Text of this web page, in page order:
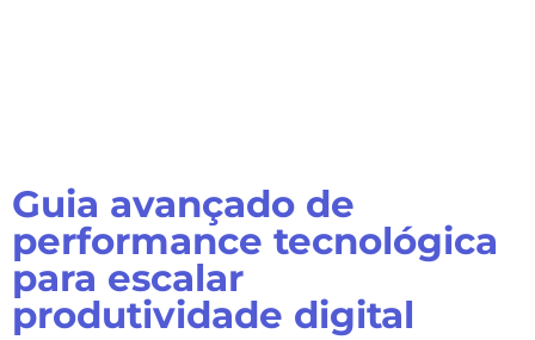
Guia avançado de
performance tecnológica
para escalar
produtividade digital